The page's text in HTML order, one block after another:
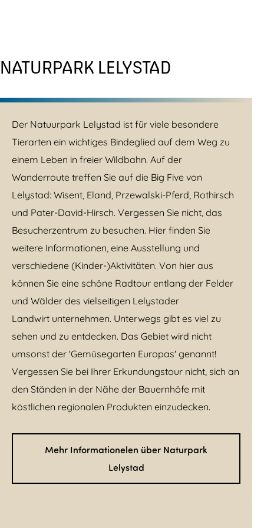
NATURPARK LELYSTAD
Der Natuurpark Lelystad ist für viele besondere
Tierarten ein wichtiges Bindeglied auf dem Weg zu
einem Leben in freier Wildbahn. Auf der
Wanderroute treffen Sie auf die Big Five von
Lelystad: Wisent, Eland, Przewalski-Pferd, Rothirsch
und Pater-David-Hirsch. Vergessen Sie nicht, das
Besucherzentrum zu besuchen. Hier finden Sie
weitere Informationen, eine Ausstellung und
verschiedene (Kinder-)Aktivitäten. Von hier aus
können Sie eine schöne Radtour entlang der Felder
und Wälder des vielseitigen Lelystader
Landwirt unternehmen. Unterwegs gibt es viel zu
sehen und zu entdecken. Das Gebiet wird nicht
umsonst der 'Gemüsegarten Europas' genannt!
Vergessen Sie bei Ihrer Erkundungstour nicht, sich an
den Ständen in der Nähe der Bauernhöfe mit
köstlichen regionalen Produkten einzudecken.
Mehr Informationelen über Naturpark
Lelystad